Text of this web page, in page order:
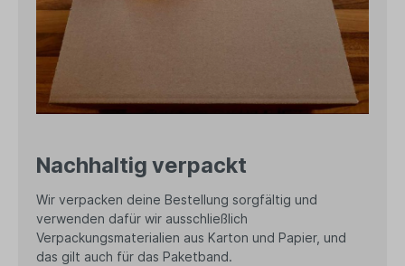
Nachhaltig verpackt
Wir verpacken deine Bestellung sorgfältig und
verwenden dafür wir ausschließlich
Verpackungsmaterialien aus Karton und Papier, und
das gilt auch für das Paketband.